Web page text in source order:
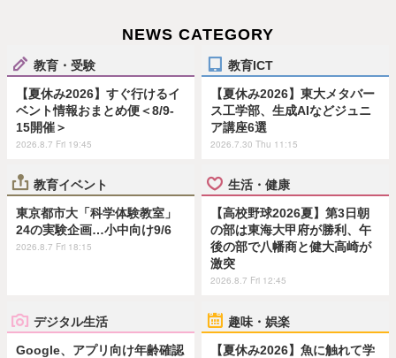
NEWS CATEGORY
教育・受験
【夏休み2026】すぐ行けるイ
ベント情報おまとめ便＜8/9-
15開催＞
2026.8.7 Fri 19:45
教育ICT
【夏休み2026】東大メタバー
ス工学部、生成AIなどジュニ
ア講座6選
2026.7.30 Thu 11:15
教育イベント
東京都市大「科学体験教室」
24の実験企画…小中向け9/6
2026.8.7 Fri 18:15
生活・健康
【高校野球2026夏】第3日朝
の部は東海大甲府が勝利、午
後の部で八幡商と健大高崎が
激突
2026.8.7 Fri 12:45
デジタル生活
Google、アプリ向け年齢確認
趣味・娯楽
【夏休み2026】魚に触れて学